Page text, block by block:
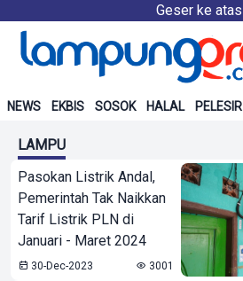
Geser ke atas
NEWS EKBIS SOSOK HALAL PELESIR
LAMPU
Pasokan Listrik Andal,
Pemerintah Tak Naikkan
Tarif Listrik PLN di
Januari - Maret 2024
30-Dec-2023 3001